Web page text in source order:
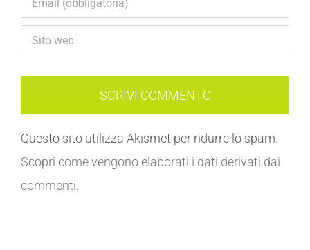
Questo sito utilizza Akismet per ridurre lo spam.
Scopri come vengono elaborati i dati derivati dai
commenti.